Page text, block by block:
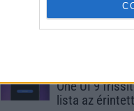
Számos
One UI 9
lista az